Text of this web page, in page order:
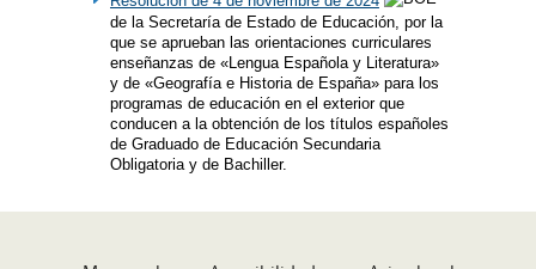
de la Secretaría de Estado de Educación, por la
que se aprueban las orientaciones curriculares
enseñanzas de «Lengua Española y Literatura»
y de «Geografía e Historia de España» para los
programas de educación en el exterior que
conducen a la obtención de los títulos españoles
de Graduado de Educación Secundaria
Obligatoria y de Bachiller.